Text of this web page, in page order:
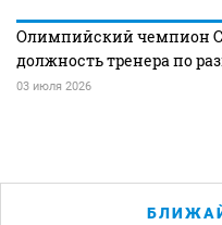
Олимпийский чемпион
должность тренера по
03 июля 2026